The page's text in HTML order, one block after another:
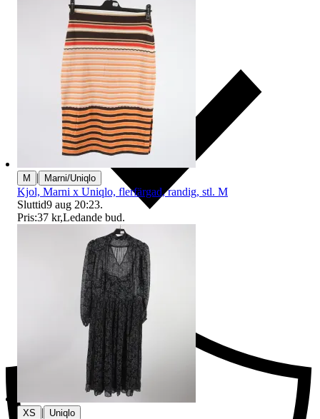
Ersättning om du inte får din vara
M | Marni/Uniqlo
Kjol, Marni x Uniqlo, flerfärgad, randig, stl. M
Sluttid9 aug 20:23.
Pris:37 kr,Ledande bud.
XS | Uniqlo